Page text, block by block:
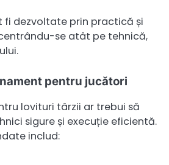
dezvoltate prin practică și
se atât pe tehnică,
pentru jucători
lovituri târzii ar trebui să
sigure și execuție eficientă.
includ: